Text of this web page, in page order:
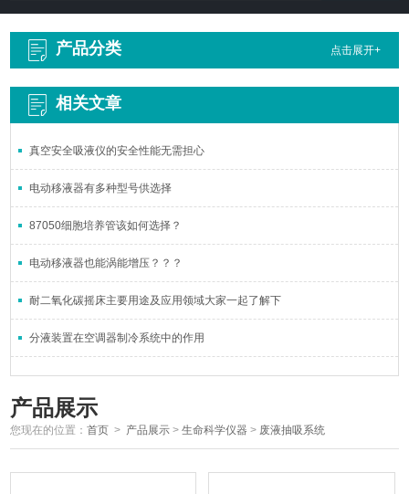
产品分类 点击展开+
相关文章
真空安全吸液仪的安全性能无需担心
电动移液器有多种型号供选择
87050细胞培养管该如何选择？
电动移液器也能涡能增压？？？
耐二氧化碳摇床主要用途及应用领域大家一起了解下
分液装置在空调器制冷系统中的作用
产品展示
您现在的位置：首页 > 产品展示 >生命科学仪器 > 废液抽吸系统